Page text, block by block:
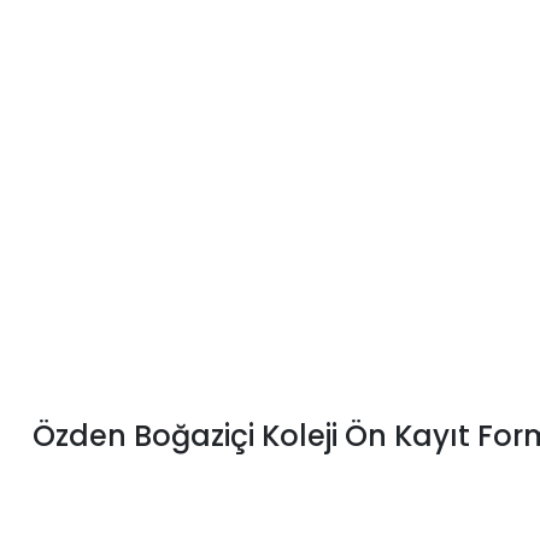
Özden Boğaziçi Koleji Ön Kayıt